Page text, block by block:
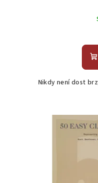
Nikdy není dost